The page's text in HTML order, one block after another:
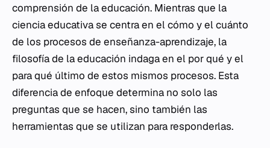
comprensión de la educación. Mientras que la
ciencia educativa se centra en elcómo y elcuánto
de los procesos de enseñanza-aprendizaje, la
filosofía de la educación indaga en el por qué y el
para qué último de estos mismos procesos. Esta
diferencia de enfoque determina no solo las
preguntas que se hacen, sino también las
herramientas que se utilizan para responderlas.